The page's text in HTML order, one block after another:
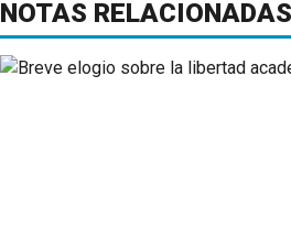
NOTAS RELACIONADAS